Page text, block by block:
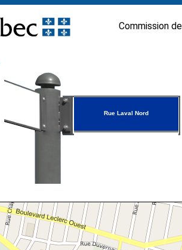
Commission
Rue Laval Nord